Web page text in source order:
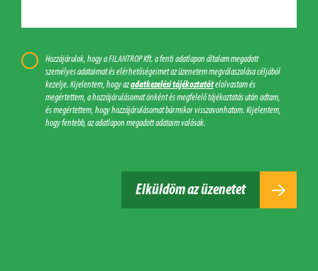
Hozzájárulok, hogy a FILANTROP Kft. a fenti adatlapon általam megadott
személyes adataimat és elérhetőségeimet az üzenetem megválaszolása céljából
kezelje. Kijelentem, hogy azadatkezelési tájékoztatótelolvastam és
megértettem, a hozzájárulásomat önként és megfelelő tájékoztatás után adtam,
és megértettem, hogy hozzájárulásomat bármikor visszavonhatom. Kijelentem,
hogy fentebb, az adatlapon megadott adataim valósak.
Elküldöm az üzenetet